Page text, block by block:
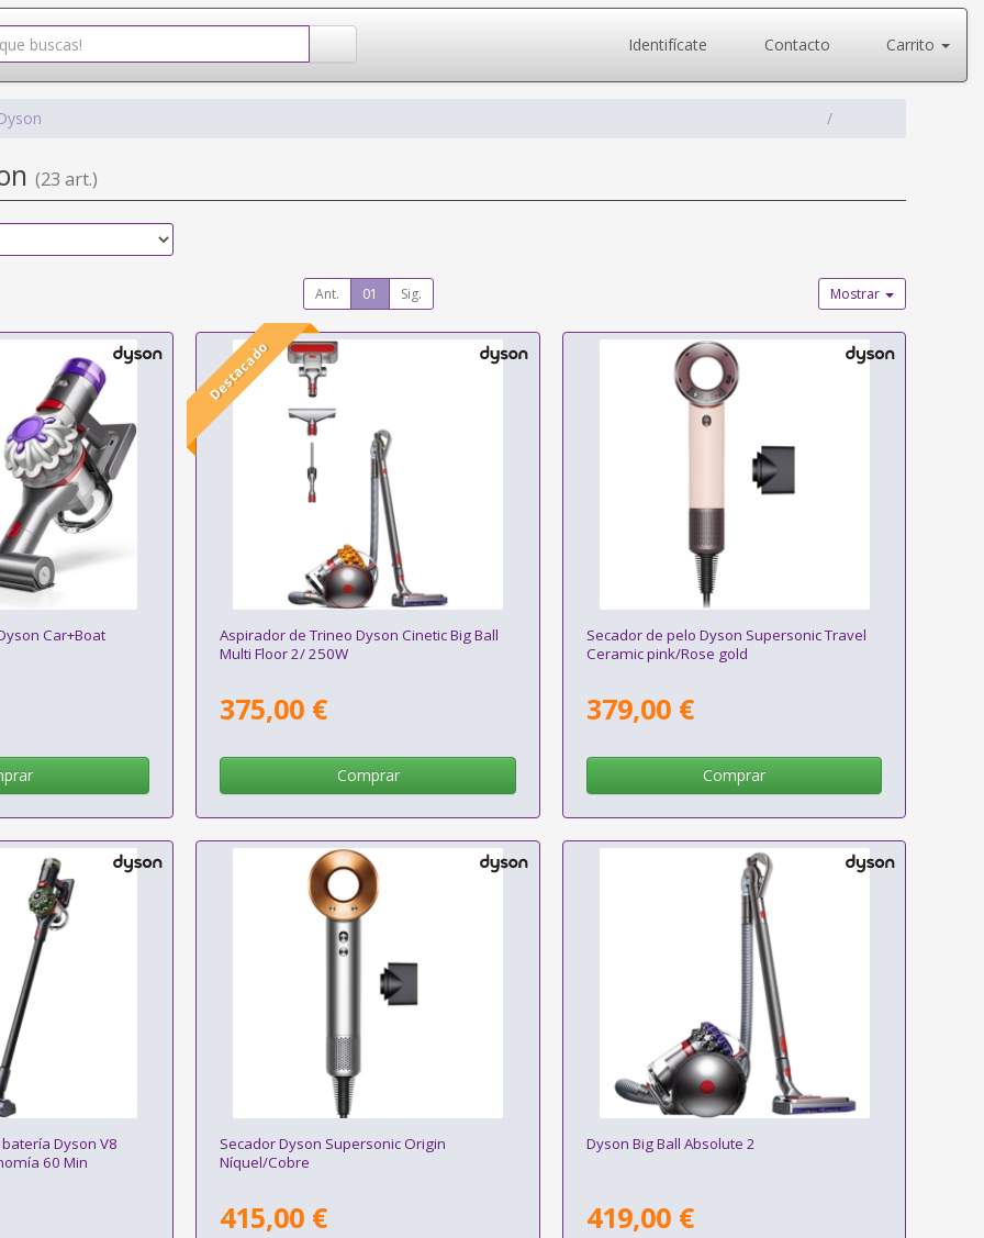
Identifícate Contacto Carrito
(23 art.)
Ant. 01 Sig. Mostrar
Car+Boat
Destacado
Aspirador de Trineo Dyson Cinetic Big Ball
Multi Floor 2/ 250W
375,00 €
Comprar
Secador de pelo Dyson Supersonic Travel
Ceramic pink/Rose gold
379,00 €
Comprar
Dyson V8
60 Min
Secador Dyson Supersonic Origin
Níquel/Cobre
415,00 €
Dyson Big Ball Absolute 2
419,00 €